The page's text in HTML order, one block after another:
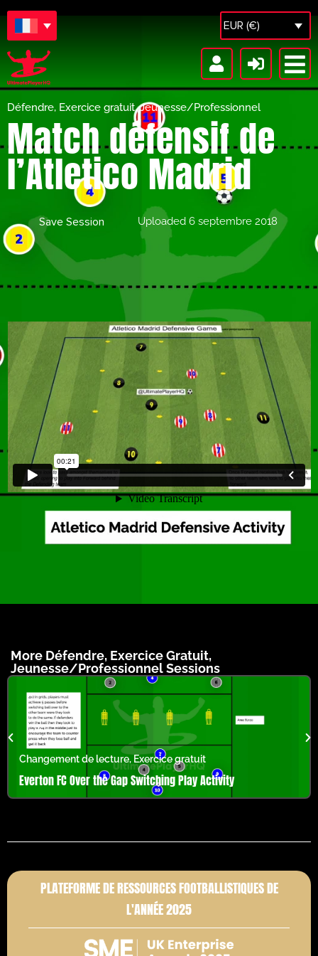
EUR (€)
Défendre, Exercice gratuit,Jeunesse/Professionnel
Match défensif de
l’Atletico Madrid
Save Session Uploaded 6 septembre 2018
More Défendre, Exercice Gratuit,
Jeunesse/ProfessionnelSessions
Changement de lecture, Exercice gratuit
Everton FC Over the Gap Switching Play Activity
PLATEFORME DE RESSOURCES FOOTBALLISTIQUES DE
L'ANNÉE 2025